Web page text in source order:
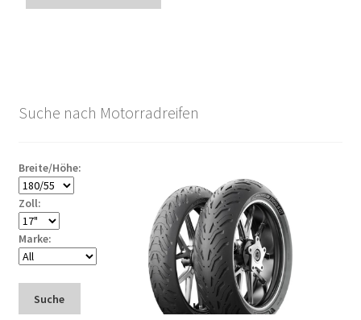
Suche nach Motorradreifen
Breite/Höhe:
Zoll:
Marke:
Suche